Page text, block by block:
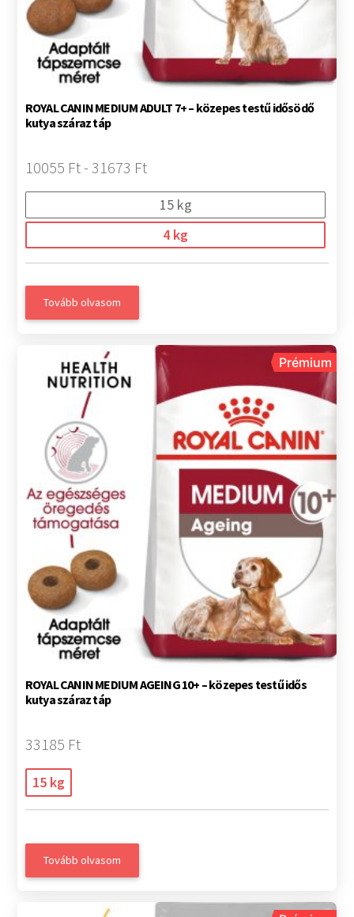
ROYAL CANIN MEDIUM ADULT 7+ – közepes testű idősödő
kutya száraz táp
10055 Ft - 31673 Ft
15 kg
4 kg
Tovább olvasom
Prémium
ROYAL CANIN MEDIUM AGEING 10+ – közepes testű idős
kutya száraz táp
33185 Ft
15 kg
Tovább olvasom